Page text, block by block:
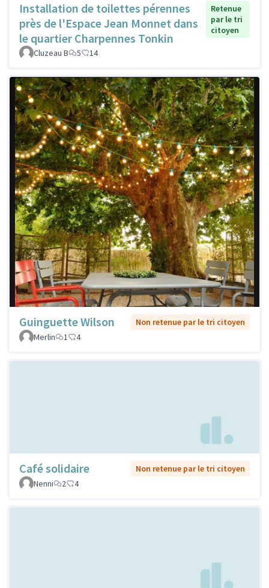
Installation de toilettes pérennes
près de l'Espace Jean Monnet dans
le quartier Charpennes Tonkin
Retenue
par le tri
citoyen
Cluzeau B 5 14
Guinguette Wilson
Non retenue par le tri citoyen
Merlin
1 4
Café solidaire
Non retenue par le tri citoyen
Nenni
2 4